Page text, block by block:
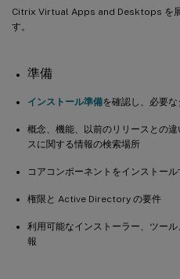
Citrix Virtual Apps and Desktops を
す。
準備
インストール準備を確認し、必要な
概念、機能、以前のリリースとの
スに関する情報の検索場所
コアコンポーネントをインストー
権限と Active Directory の要件
利用可能なインストーラー、ツー
報